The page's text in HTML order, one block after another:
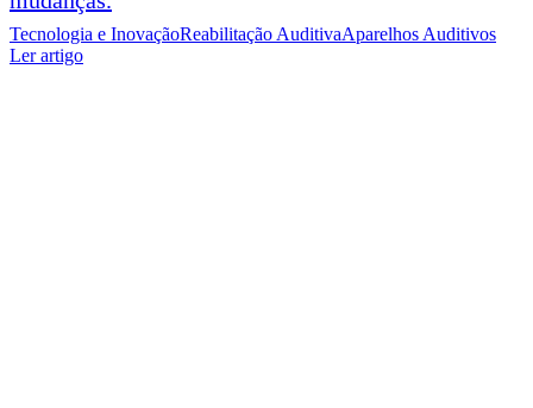
Tecnologia e InovaçãoReabilitação AuditivaAparelhos Auditivos
Ler artigo